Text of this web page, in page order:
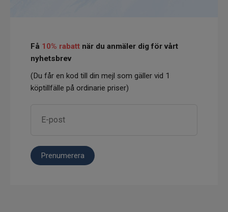
Få 10% rabatt när du anmäler dig för vårt
nyhetsbrev
(Du får en kod till din mejl som gäller vid 1
köptillfälle på ordinarie priser)
Prenumerera